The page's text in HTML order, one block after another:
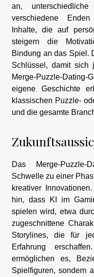
an,
verschiedene
Inhalte, die auf
steigern die
Bindung an das Spiel.
Schlüssel, damit
Merge-Puzzle-
eigene Geschichte
klassischen Puzzle-
und die gesamte
Das Merge-
Schwelle zu einer
kreativer
hin, dass KI im
spielen wird, etwa
zugeschnittene
Storylines, die für
Erfahrung
ermöglichen es,
Spielfiguren, sondern